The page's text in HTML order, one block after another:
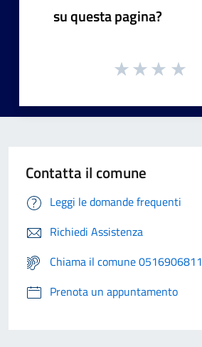
su questa pagina?
Contatta il comune
Leggi le domande frequenti
Richiedi Assistenza
Chiama il comune 0516906811
Prenota un appuntamento